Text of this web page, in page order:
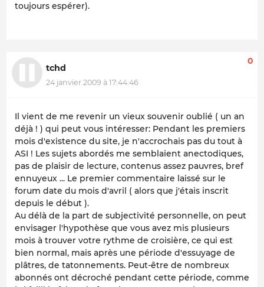
toujours espérer).
tchd
24 janvier 2009 à 17:44:46
0
Il vient de me revenir un vieux souvenir oublié ( un an
déjà ! ) qui peut vous intéresser: Pendant les premiers
mois d'existence du site, je n'accrochais pas du tout à
ASI ! Les sujets abordés me semblaient anectodiques,
pas de plaisir de lecture, contenus assez pauvres, bref
ennuyeux ... Le premier commentaire laissé sur le
forum date du mois d'avril ( alors que j'étais inscrit
depuis le début ).
Au délà de la part de subjectivité personnelle, on peut
envisager l'hypothèse que vous avez mis plusieurs
mois à trouver votre rythme de croisière, ce qui est
bien normal, mais après une période d'essuyage de
plâtres, de tatonnements. Peut-être de nombreux
abonnés ont décroché pendant cette période, comme